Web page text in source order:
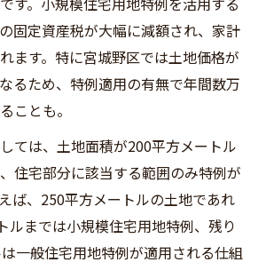
固定資産税が大幅に減額され、家計
ます。特に宮城野区では土地価格が
るため、特例適用の有無で年間数万
ことも。
ては、土地面積が200平方メートル
住宅部分に該当する範囲のみ特例が
ば、250平方メートルの土地であれ
ルまでは小規模住宅用地特例、残り
一般住宅用地特例が適用される仕組